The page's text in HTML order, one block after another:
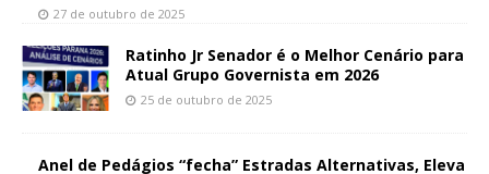
27 de outubro de 2025
Ratinho Jr Senador é o Melhor Cenário para
Atual Grupo Governista em 2026
25 de outubro de 2025
Anel de Pedágios “fecha” Estradas Alternativas, Eleva